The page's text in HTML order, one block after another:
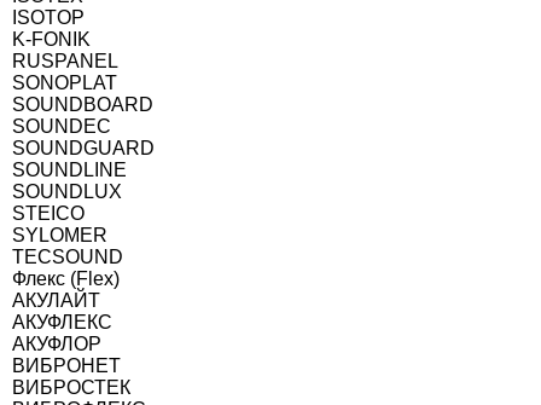
ISOTOP
K-FONIK
RUSPANEL
SONOPLAT
SOUNDBOARD
SOUNDEC
SOUNDGUARD
SOUNDLINE
SOUNDLUX
STEICO
SYLOMER
TECSOUND
Флекс (Flex)
АКУЛАЙТ
АКУФЛЕКС
АКУФЛОР
ВИБРОНЕТ
ВИБРОСТЕК